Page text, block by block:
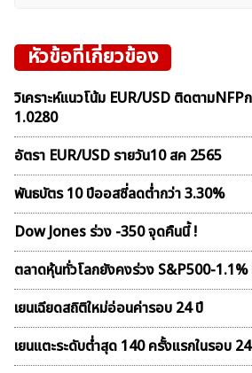
หัวข้อที่เกี่ยวข้อง
วิเคราะห์แนวโน้ม EUR/USD ติดตามNFP
1.0280
อัตรา EUR/USD รายวัน10 สค 2565
พันธบัตร 10 ปีออสซี่ลดต่ำกว่า 3.30%
Dow Jones ร่วง -350 จุดคืนนี้ !
ตลาดหุ้นทั่วโลกยังคงร่วง S&P500-1.1%
เยนเฉียดสถิติใหม่อ่อนค่ารอบ 24 ปี
เยนแตะระดับต่ำสุด 140 ครั้งแรกในรอบ